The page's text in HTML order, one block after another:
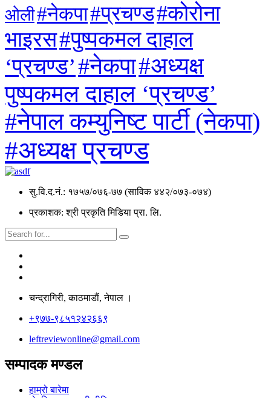
ओली#नेकपा#प्रचण्ड#कोरोना
भाइरस#पुष्पकमल दाहाल
‘प्रचण्ड’#नेकपा#अध्यक्ष
पुष्पकमल दाहाल ‘प्रचण्ड’
#नेपाल कम्युनिष्ट पार्टी (नेकपा)
#अध्यक्ष प्रचण्ड
सु.वि.द.नं.: १७५७/०७६-७७ (साविक ४४२/०७३-०७४)
प्रकाशक: श्री प्रकृति मिडिया प्रा. लि.
चन्द्रागिरी, काठमाडाैं, नेपाल ।
+९७७-९८५१२४२६६९
leftreviewonline@gmail.com
सम्पादक मण्डल
हाम्रो बारेमा